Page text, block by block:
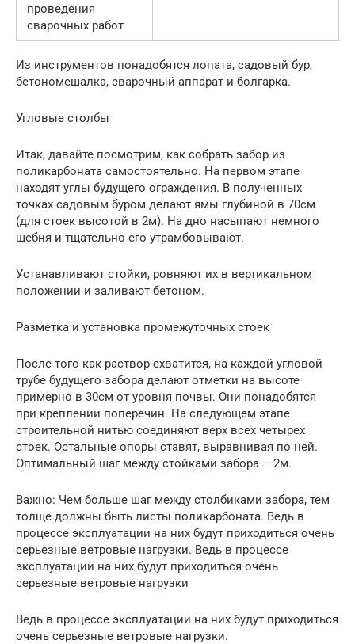
проведения
сварочных работ
Из инструментов понадобятся лопата, садовый бур,
бетономешалка, сварочный аппарат и болгарка.
Угловые столбы
Итак, давайте посмотрим, как собрать забор из
поликарбоната самостоятельно. На первом этапе
находят углы будущего ограждения. В полученных
точках садовым буром делают ямы глубиной в 70см
(для стоек высотой в 2м). На дно насыпают немного
щебня и тщательно его утрамбовывают.
Устанавливают стойки, ровняют их в вертикальном
положении и заливают бетоном.
Разметка и установка промежуточных стоек
После того как раствор схватится, на каждой угловой
трубе будущего забора делают отметки на высоте
примерно в 30см от уровня почвы. Они понадобятся
при креплении поперечин. На следующем этапе
строительной нитью соединяют верх всех четырех
стоек. Остальные опоры ставят, выравнивая по ней.
Оптимальный шаг между стойками забора – 2м.
Важно: Чем больше шаг между столбиками забора, тем
толще должны быть листы поликарбоната. Ведь в
процессе эксплуатации на них будут приходиться очень
серьезные ветровые нагрузки. Ведь в процессе
эксплуатации на них будут приходиться очень
серьезные ветровые нагрузки
Ведь в процессе эксплуатации на них будут приходиться
очень серьезные ветровые нагрузки.